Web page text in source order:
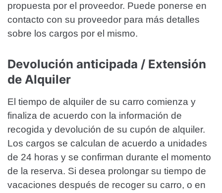
propuesta por el proveedor. Puede ponerse en
contacto con su proveedor para más detalles
sobre los cargos por el mismo.
Devolución anticipada / Extensión
de Alquiler
El tiempo de alquiler de su carro comienza y
finaliza de acuerdo con la información de
recogida y devolución de su cupón de alquiler.
Los cargos se calculan de acuerdo a unidades
de 24 horas y se confirman durante el momento
de la reserva. Si desea prolongar su tiempo de
vacaciones después de recoger su carro, o en